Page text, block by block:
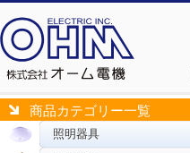
商品カテゴリー一覧
照明器具